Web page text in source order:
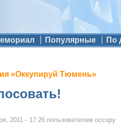
Популярные По
«Оккупируй Тюмень»
2011 - 17:26 пользователем occupy